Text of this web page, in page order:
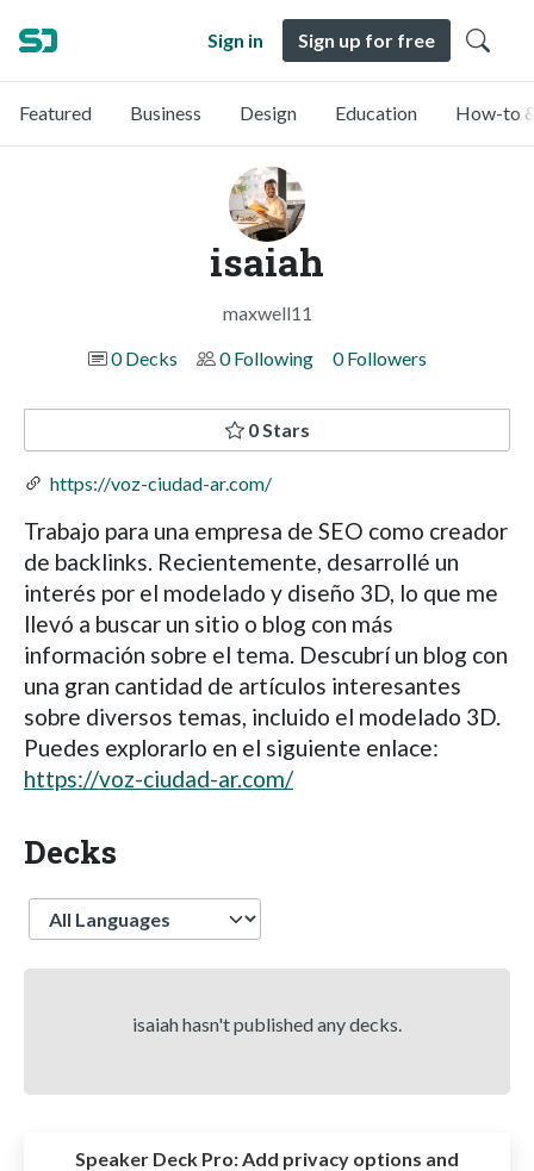
Sign in Sign up for free
Featured Business Design Education How-to
isaiah
maxwell11
0 Decks
0 Following 0 Followers
0 Stars
https://voz-ciudad-ar.com/
Trabajo para una empresa de SEO como creador
de backlinks. Recientemente, desarrollé un
interés por el modelado y diseño 3D, lo que me
llevó a buscar un sitio o blog con más
información sobre el tema. Descubrí un blog con
una gran cantidad de artículos interesantes
sobre diversos temas, incluido el modelado 3D.
Puedes explorarlo en el siguiente enlace:
https://voz-ciudad-ar.com/
Decks
Language
isaiah hasn't published any decks.
Speaker Deck Pro:Add privacy options and